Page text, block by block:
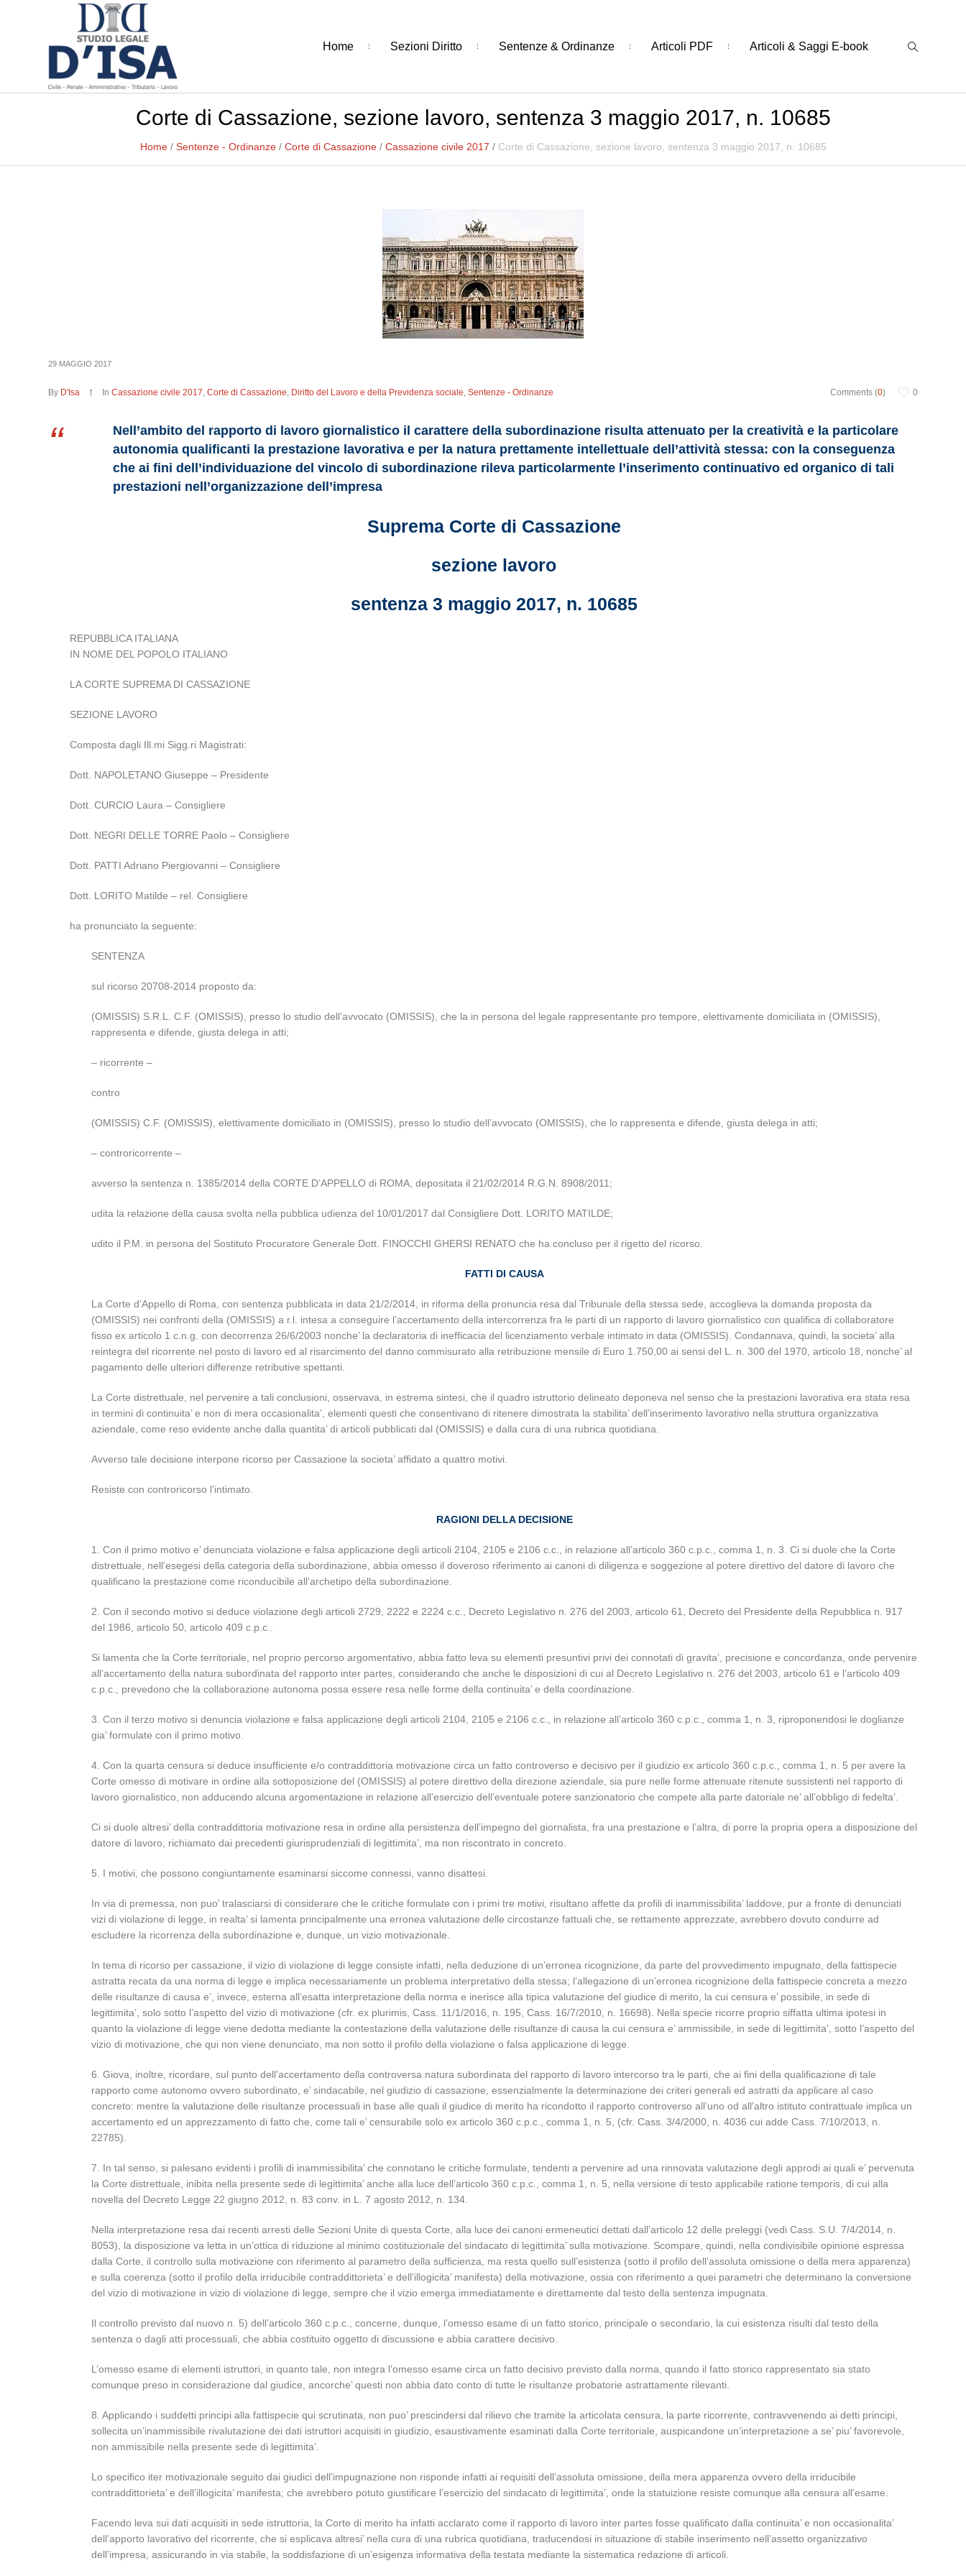
Home Sezioni Diritto Sentenze & Ordinanze Articoli PDF Articoli & Saggi E-book
Corte di Cassazione, sezione lavoro, sentenza 3 maggio 2017, n. 10685
Home / Sentenze - Ordinanze / Corte di Cassazione / Cassazione civile 2017 / Corte di Cassazione, sezione lavoro, sentenza 3 maggio 2017, n. 10685
29 MAGGIO 2017
Comments (0) 0
By D'Isa InCassazione civile 2017,Corte di Cassazione, Diritto del Lavoro e della Previdenza sociale,Sentenze - Ordinanze
Nell’ambito del rapporto di lavoro giornalistico il carattere della subordinazione risulta attenuato per la creatività e la particolare
autonomia qualificanti la prestazione lavorativa e per la natura prettamente intellettuale dell’attività stessa: con la conseguenza
che ai fini dell’individuazione del vincolo di subordinazione rileva particolarmente l’inserimento continuativo ed organico di tali
prestazioni nell’organizzazione dell’impresa
Suprema Corte di Cassazione
sezione lavoro
sentenza 3 maggio 2017, n. 10685
REPUBBLICA ITALIANA
IN NOME DEL POPOLO ITALIANO
LA CORTE SUPREMA DI CASSAZIONE
SEZIONE LAVORO
Composta dagli Ill.mi Sigg.ri Magistrati:
Dott. NAPOLETANO Giuseppe – Presidente
Dott. CURCIO Laura – Consigliere
Dott. NEGRI DELLE TORRE Paolo – Consigliere
Dott. PATTI Adriano Piergiovanni – Consigliere
Dott. LORITO Matilde – rel. Consigliere
ha pronunciato la seguente:
SENTENZA
sul ricorso 20708-2014 proposto da:
(OMISSIS) S.R.L. C.F. (OMISSIS), presso lo studio dell’avvocato (OMISSIS), che la in persona del legale rappresentante pro tempore, elettivamente domiciliata in (OMISSIS),
rappresenta e difende, giusta delega in atti;
– ricorrente –
contro
(OMISSIS) C.F. (OMISSIS), elettivamente domiciliato in (OMISSIS), presso lo studio dell’avvocato (OMISSIS), che lo rappresenta e difende, giusta delega in atti;
– controricorrente –
avverso la sentenza n. 1385/2014 della CORTE D’APPELLO di ROMA, depositata il 21/02/2014 R.G.N. 8908/2011;
udita la relazione della causa svolta nella pubblica udienza del 10/01/2017 dal Consigliere Dott. LORITO MATILDE;
udito il P.M. in persona del Sostituto Procuratore Generale Dott. FINOCCHI GHERSI RENATO che ha concluso per il rigetto del ricorso.
FATTI DI CAUSA
La Corte d’Appello di Roma, con sentenza pubblicata in data 21/2/2014, in riforma della pronuncia resa dal Tribunale della stessa sede, accoglieva la domanda proposta da
(OMISSIS) nei confronti della (OMISSIS) a r.l. intesa a conseguire l’accertamento della intercorrenza fra le parti di un rapporto di lavoro giornalistico con qualifica di collaboratore
fisso ex articolo 1 c.n.g. con decorrenza 26/6/2003 nonche’ la declaratoria di inefficacia del licenziamento verbale intimato in data (OMISSIS). Condannava, quindi, la societa’ alla
reintegra del ricorrente nel posto di lavoro ed al risarcimento del danno commisurato alla retribuzione mensile di Euro 1.750,00 ai sensi del L. n. 300 del 1970, articolo 18, nonche’ al
pagamento delle ulteriori differenze retributive spettanti.
La Corte distrettuale, nel pervenire a tali conclusioni, osservava, in estrema sintesi, che il quadro istruttorio delineato deponeva nel senso che la prestazioni lavorativa era stata resa
in termini di continuita’ e non di mera occasionalita’, elementi questi che consentivano di ritenere dimostrata la stabilita’ dell’inserimento lavorativo nella struttura organizzativa
aziendale, come reso evidente anche dalla quantita’ di articoli pubblicati dal (OMISSIS) e dalla cura di una rubrica quotidiana.
Avverso tale decisione interpone ricorso per Cassazione la societa’ affidato a quattro motivi.
Resiste con controricorso l’intimato.
RAGIONI DELLA DECISIONE
1. Con il primo motivo e’ denunciata violazione e falsa applicazione degli articoli 2104, 2105 e 2106 c.c., in relazione all’articolo 360 c.p.c., comma 1, n. 3. Ci si duole che la Corte
distrettuale, nell’esegesi della categoria della subordinazione, abbia omesso il doveroso riferimento ai canoni di diligenza e soggezione al potere direttivo del datore di lavoro che
qualificano la prestazione come riconducibile all’archetipo della subordinazione.
2. Con il secondo motivo si deduce violazione degli articoli 2729, 2222 e 2224 c.c., Decreto Legislativo n. 276 del 2003, articolo 61, Decreto del Presidente della Repubblica n. 917
del 1986, articolo 50, articolo 409 c.p.c..
Si lamenta che la Corte territoriale, nel proprio percorso argomentativo, abbia fatto leva su elementi presuntivi privi dei connotati di gravita’, precisione e concordanza, onde pervenire
all’accertamento della natura subordinata del rapporto inter partes, considerando che anche le disposizioni di cui al Decreto Legislativo n. 276 del 2003, articolo 61 e l’articolo 409
c.p.c., prevedono che la collaborazione autonoma possa essere resa nelle forme della continuita’ e della coordinazione.
3. Con il terzo motivo si denuncia violazione e falsa applicazione degli articoli 2104, 2105 e 2106 c.c., in relazione all’articolo 360 c.p.c., comma 1, n. 3, riproponendosi le doglianze
gia’ formulate con il primo motivo.
4. Con la quarta censura si deduce insufficiente e/o contraddittoria motivazione circa un fatto controverso e decisivo per il giudizio ex articolo 360 c.p.c., comma 1, n. 5 per avere la
Corte omesso di motivare in ordine alla sottoposizione del (OMISSIS) al potere direttivo della direzione aziendale, sia pure nelle forme attenuate ritenute sussistenti nel rapporto di
lavoro giornalistico, non adducendo alcuna argomentazione in relazione all’esercizio dell’eventuale potere sanzionatorio che compete alla parte datoriale ne’ all’obbligo di fedelta’.
Ci si duole altresi’ della contraddittoria motivazione resa in ordine alla persistenza dell’impegno del giornalista, fra una prestazione e l’altra, di porre la propria opera a disposizione del
datore di lavoro, richiamato dai precedenti giurisprudenziali di legittimita’, ma non riscontrato in concreto.
5. I motivi, che possono congiuntamente esaminarsi siccome connessi, vanno disattesi.
In via di premessa, non puo’ tralasciarsi di considerare che le critiche formulate con i primi tre motivi, risultano affette da profili di inammissibilita’ laddove, pur a fronte di denunciati
vizi di violazione di legge, in realta’ si lamenta principalmente una erronea valutazione delle circostanze fattuali che, se rettamente apprezzate, avrebbero dovuto condurre ad
escludere la ricorrenza della subordinazione e, dunque, un vizio motivazionale.
In tema di ricorso per cassazione, il vizio di violazione di legge consiste infatti, nella deduzione di un’erronea ricognizione, da parte del provvedimento impugnato, della fattispecie
astratta recata da una norma di legge e implica necessariamente un problema interpretativo della stessa; l’allegazione di un’erronea ricognizione della fattispecie concreta a mezzo
delle risultanze di causa e’, invece, esterna all’esatta interpretazione della norma e inerisce alla tipica valutazione del giudice di merito, la cui censura e’ possibile, in sede di
legittimita’, solo sotto l’aspetto del vizio di motivazione (cfr. ex plurimis, Cass. 11/1/2016, n. 195, Cass. 16/7/2010, n. 16698). Nella specie ricorre proprio siffatta ultima ipotesi in
quanto la violazione di legge viene dedotta mediante la contestazione della valutazione delle risultanze di causa la cui censura e’ ammissibile, in sede di legittimita’, sotto l’aspetto del
vizio di motivazione, che qui non viene denunciato, ma non sotto il profilo della violazione o falsa applicazione di legge.
6. Giova, inoltre, ricordare, sul punto dell’accertamento della controversa natura subordinata del rapporto di lavoro intercorso tra le parti, che ai fini della qualificazione di tale
rapporto come autonomo ovvero subordinato, e’ sindacabile, nel giudizio di cassazione, essenzialmente la determinazione dei criteri generali ed astratti da applicare al caso
concreto: mentre la valutazione delle risultanze processuali in base alle quali il giudice di merito ha ricondotto il rapporto controverso all’uno od all’altro istituto contrattuale implica un
accertamento ed un apprezzamento di fatto che, come tali e’ censurabile solo ex articolo 360 c.p.c., comma 1, n. 5, (cfr. Cass. 3/4/2000, n. 4036 cui adde Cass. 7/10/2013, n.
22785).
7. In tal senso, si palesano evidenti i profili di inammissibilita’ che connotano le critiche formulate, tendenti a pervenire ad una rinnovata valutazione degli approdi ai quali e’ pervenuta
la Corte distrettuale, inibita nella presente sede di legittimita’ anche alla luce dell’articolo 360 c.p.c., comma 1, n. 5, nella versione di testo applicabile ratione temporis, di cui alla
novella del Decreto Legge 22 giugno 2012, n. 83 conv. in L. 7 agosto 2012, n. 134.
Nella interpretazione resa dai recenti arresti delle Sezioni Unite di questa Corte, alla luce dei canoni ermeneutici dettati dall’articolo 12 delle preleggi (vedi Cass. S.U. 7/4/2014, n.
8053), la disposizione va letta in un’ottica di riduzione al minimo costituzionale del sindacato di legittimita’ sulla motivazione. Scompare, quindi, nella condivisibile opinione espressa
dalla Corte, il controllo sulla motivazione con riferimento al parametro della sufficienza, ma resta quello sull’esistenza (sotto il profilo dell’assoluta omissione o della mera apparenza)
e sulla coerenza (sotto il profilo della irriducibile contraddittorieta’ e dell’illogicita’ manifesta) della motivazione, ossia con riferimento a quei parametri che determinano la conversione
del vizio di motivazione in vizio di violazione di legge, sempre che il vizio emerga immediatamente e direttamente dal testo della sentenza impugnata.
Il controllo previsto dal nuovo n. 5) dell’articolo 360 c.p.c., concerne, dunque, l’omesso esame di un fatto storico, principale o secondario, la cui esistenza risulti dal testo della
sentenza o dagli atti processuali, che abbia costituito oggetto di discussione e abbia carattere decisivo.
L’omesso esame di elementi istruttori, in quanto tale, non integra l’omesso esame circa un fatto decisivo previsto dalla norma, quando il fatto storico rappresentato sia stato
comunque preso in considerazione dal giudice, ancorche’ questi non abbia dato conto di tutte le risultanze probatorie astrattamente rilevanti.
8. Applicando i suddetti principi alla fattispecie qui scrutinata, non puo’ prescindersi dal rilievo che tramite la articolata censura, la parte ricorrente, contravvenendo ai detti principi,
sollecita un’inammissibile rivalutazione dei dati istruttori acquisiti in giudizio, esaustivamente esaminati dalla Corte territoriale, auspicandone un’interpretazione a se’ piu’ favorevole,
non ammissibile nella presente sede di legittimita’.
Lo specifico iter motivazionale seguito dai giudici dell’impugnazione non risponde infatti ai requisiti dell’assoluta omissione, della mera apparenza ovvero della irriducibile
contraddittorieta’ e dell’illogicita’ manifesta; che avrebbero potuto giustificare l’esercizio del sindacato di legittimita’, onde la statuizione resiste comunque alla censura all’esame.
Facendo leva sui dati acquisiti in sede istruttoria, la Corte di merito ha infatti acclarato come il rapporto di lavoro inter partes fosse qualificato dalla continuita’ e non occasionalita’
dell’apporto lavorativo del ricorrente, che si esplicava altresi’ nella cura di una rubrica quotidiana, traducendosi in situazione di stabile inserimento nell’assetto organizzativo
dell’impresa, assicurando in via stabile, la soddisfazione di un’esigenza informativa della testata mediante la sistematica redazione di articoli.